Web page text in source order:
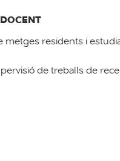
metges residents i
de treballs de